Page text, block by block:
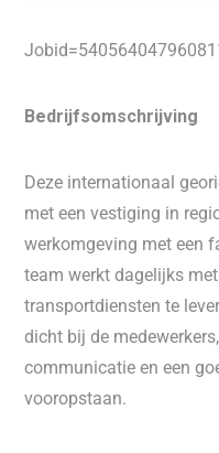
Bedrijfsomschrijving
Deze internationaal
met een vestiging in
werkomgeving met een
team werkt dagelijks
transportdiensten te
dicht bij de
communicatie en een
vooropstaan.